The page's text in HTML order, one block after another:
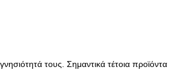
τους. Σημαντικά τέτοια προϊόντα